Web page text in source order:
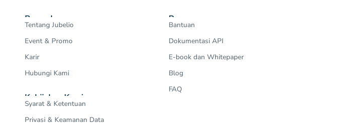
Perusahaan
Tentang Jubelio
Event & Promo
Karir
Hubungi Kami
Kebijakan Kami
Syarat & Ketentuan
Privasi & Keamanan Data
Resources
Bantuan
Dokumentasi API
E-book dan Whitepaper
Blog
FAQ